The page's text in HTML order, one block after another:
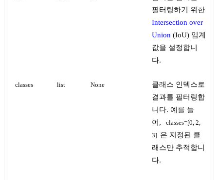
필터링하기 위한
Intersection over
Union (IoU) 임계
값을 설정합니
다.
classes list None
클래스 인덱스로
결과를 필터링합
니다. 예를 들
어,
classes=[0, 2,
3] 은 지정된 클
래스만 추적합니
다.